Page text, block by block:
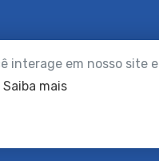
interage em nosso site e
Saiba mais